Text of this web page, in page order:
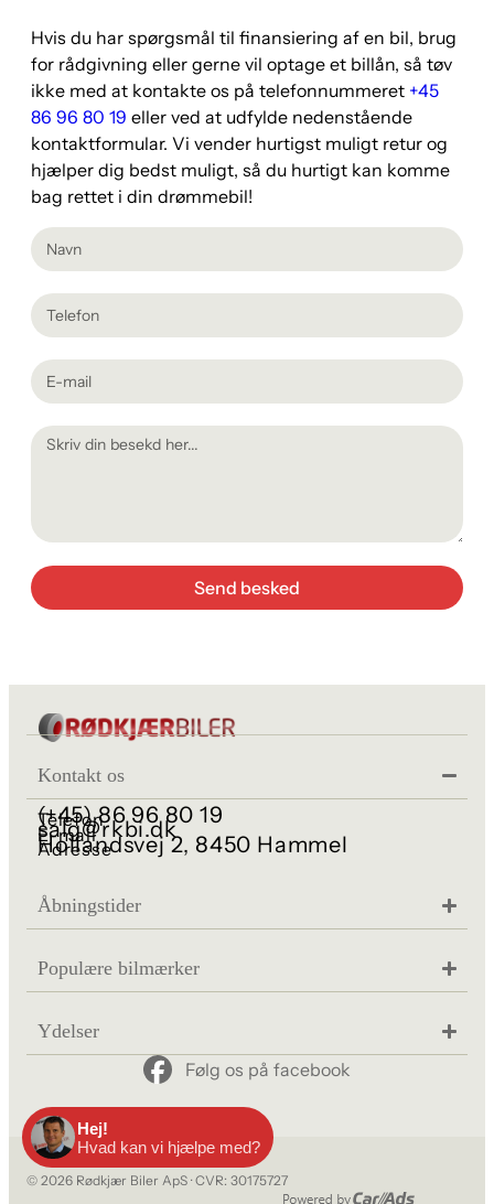
Hvis du har spørgsmål til finansiering af en bil, brug
for rådgivning eller gerne vil optage et billån, så tøv
ikke med at kontakte os på telefonnummeret +45
86 96 80 19 eller ved at udfylde nedenstående
kontaktformular. Vi vender hurtigst muligt retur og
hjælper dig bedst muligt, så du hurtigt kan komme
bag rettet i din drømmebil!
Send besked
Kontakt os
Telefon
(+45) 86 96 80 19
E-mail
salg@rkbi.dk
Adresse
Hollandsvej 2, 8450 Hammel
Åbningstider
Populære bilmærker
Ydelser
Følg os på facebook
© 2026 Rødkjær Biler ApS · CVR: 30175727